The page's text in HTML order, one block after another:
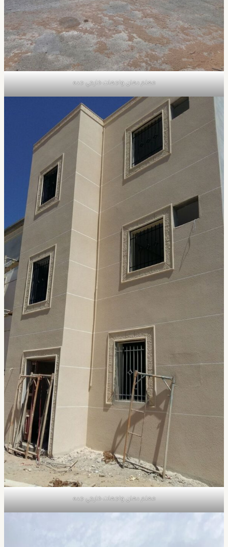
معلم دهان واجهات خارجي جده
معلم دهان واجهات خارجي جده